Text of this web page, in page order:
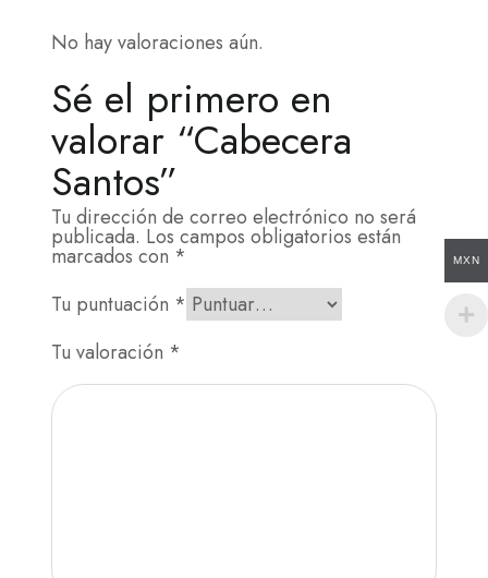
No hay valoraciones aún.
Sé el primero en
valorar “Cabecera
Santos”
Tu dirección de correo electrónico no será
publicada. Los campos obligatorios están
marcados con *
Tu puntuación *
Tu valoración *
MXN